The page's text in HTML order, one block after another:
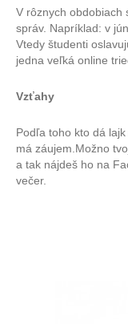
V rôznych obdobiach
správ. Napríklad: v
Vtedy študenti
jedna veľká online
Vzťahy
Podľa toho kto dá
má záujem.Možno
a tak nájdeš ho na
večer.